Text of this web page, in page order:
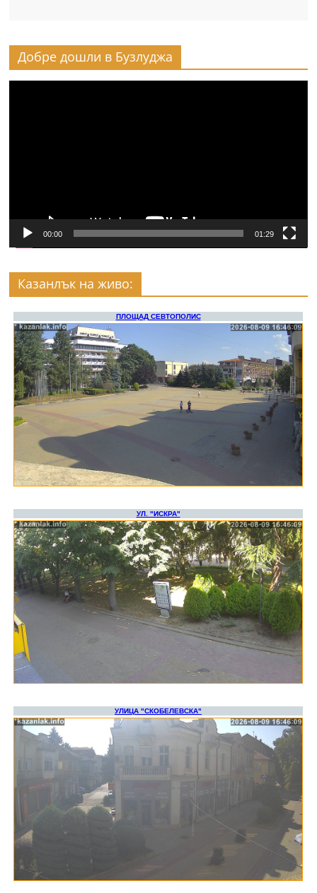
Добре дошли в Бузлуджа
00:00 01:29
Казанлък на живо: